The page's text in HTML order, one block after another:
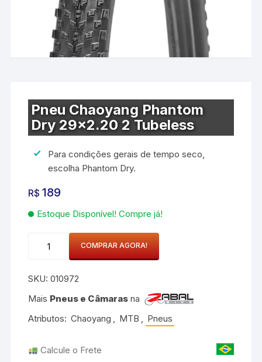
Pneu Chaoyang Phantom
Dry 29×2.20 2 Tubeless
Para condições gerais de tempo seco,
escolha Phantom Dry.
R$ 189
Estoque Disponível! Compre já!
Chaoyang
Dry
29x2.20
Tubeless
COMPRAR AGORA!
SKU:010972
Mais Pneus e Câmaras na
Atributos: Chaoyang , MTB , Pneus
Calcule o Frete